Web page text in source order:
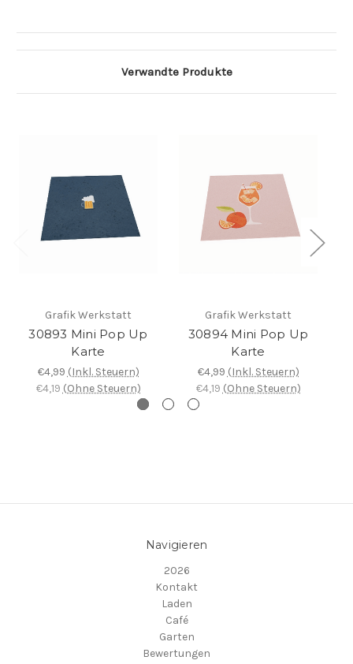
Verwandte Produkte
Grafik Werkstatt
30893 Mini Pop Up
Karte
€4,99 (Inkl. Steuern)
€4,19 (Ohne Steuern)
Grafik Werkstatt
30894 Mini Pop Up
Karte
€4,99 (Inkl. Steuern)
€4,19 (Ohne Steuern)
Navigieren
2026
Kontakt
Laden
Café
Garten
Bewertungen